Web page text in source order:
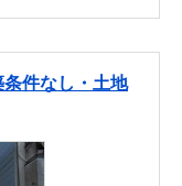
件なし・土地